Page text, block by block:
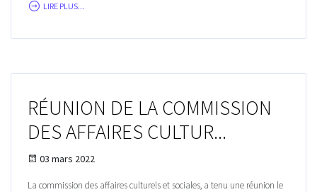
LIRE PLUS...
RÉUNION DE LA COMMISSION
DES AFFAIRES CULTUR...
03 mars 2022
La commission des affaires culturels et sociales, a tenu une réunion le